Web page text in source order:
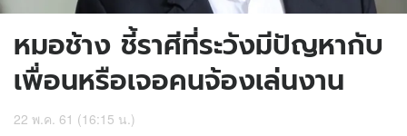
หมอช้าง ชี้ราศีที่ระวังมีปัญหากับ
เพื่อนหรือเจอคนจ้องเล่นงาน
22 พ.ค. 61 (16:15 น.)